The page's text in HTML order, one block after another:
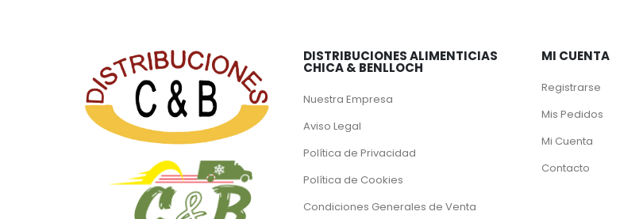
DISTRIBUCIONES ALIMENTICIAS
CHICA & BENLLOCH
Nuestra Empresa
Aviso Legal
Política de Privacidad
Política de Cookies
Condiciones Generales de Venta
MI CUENTA
Registrarse
Mis Pedidos
Mi Cuenta
Contacto